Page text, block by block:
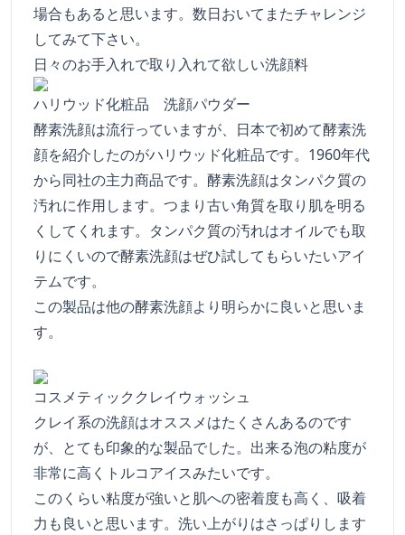
場合もあると思います。数日おいてまたチャレンジ
してみて下さい。
日々のお手入れで取り入れて欲しい洗顔料
ハリウッド化粧品 洗顔パウダー
酵素洗顔は流行っていますが、日本で初めて酵素洗
顔を紹介したのがハリウッド化粧品です。1960年代
から同社の主力商品です。酵素洗顔はタンパク質の
汚れに作用します。つまり古い角質を取り肌を明る
くしてくれます。タンパク質の汚れはオイルでも取
りにくいので酵素洗顔はぜひ試してもらいたいアイ
テムです。
この製品は他の酵素洗顔より明らかに良いと思いま
す。
コスメティッククレイウォッシュ
クレイ系の洗顔はオススメはたくさんあるのです
が、とても印象的な製品でした。出来る泡の粘度が
非常に高くトルコアイスみたいです。
このくらい粘度が強いと肌への密着度も高く、吸着
力も良いと思います。洗い上がりはさっぱりします